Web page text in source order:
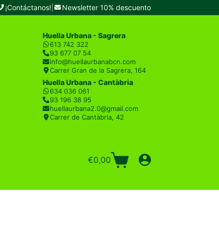
¡Contáctanos! Newsletter 10% descuento
Huella Urbana - Sagrera
613 742 322
93 677 07 54
info@huellaurbanabcn.com
Carrer Gran de la Sagrera, 164
Huella Urbana - Cantàbria
634 036 061
93 196 38 95
huellaurbana2.0@gmail.com
Carrer de Cantàbria, 42
Carro
€0,00